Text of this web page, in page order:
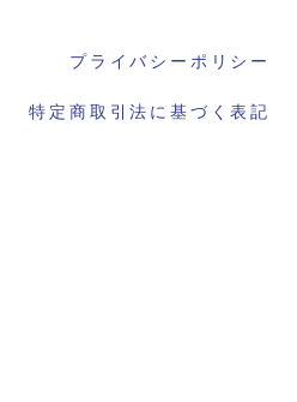
プライバシーポリシー
特定商取引法に基づく表記